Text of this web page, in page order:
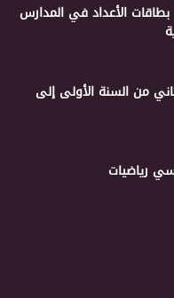
الأعداد في المدارس
من السنة الأولى إلى
رياضيات